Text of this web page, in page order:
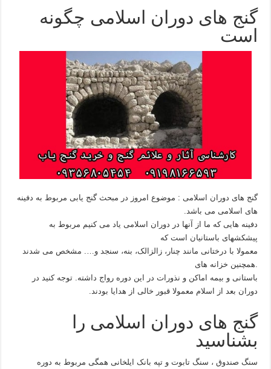
گنج های دوران اسلامی چگونه
است
گنج های دوران اسلامی : موضوع امروز در مبحث گنج یابی مربوط به دفینه
های اسلامی می باشد.
دفینه هایی که ما از آنها در دوران اسلامی یاد می کنیم مربوط به
پیشکشهای باستانیان است که
معمولا با درختانی مانند چنار، زالزالک، بنه، سنجد و…. مشخص می شدند
.همچنین خزانه های
باستانی و بیمه اماکن و نذورات در این دوره رواج داشته. توجه کنید در
دوران بعد از اسلام معمولا قبور خالی از هدایا بودند.
گنج های دوران اسلامی را
بشناسید
سنگ صندوق ، سنگ تابوت و تپه بانک ایلخانی همگی مربوط به دوره